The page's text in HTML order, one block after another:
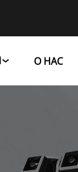
 О НАС